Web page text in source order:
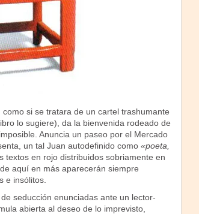
si se tratara de un cartel trashumante
lo sugiere), da la bienvenida rodeado de
Anuncia un paseo por el Mercado
un tal Juan autodefinido como «poeta,
textos en rojo distribuidos sobriamente en
aquí en más aparecerán siempre
e insólitos.
seducción enunciadas ante un lector-
abierta al deseo de lo imprevisto,